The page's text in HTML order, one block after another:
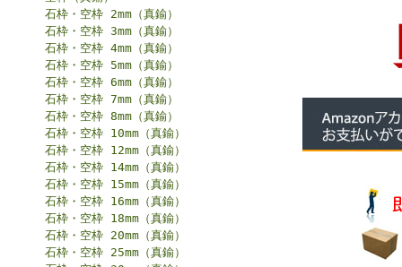
石枠・空枠 2mm（真鍮）
石枠・空枠 3mm（真鍮）
石枠・空枠 4mm（真鍮）
石枠・空枠 5mm（真鍮）
石枠・空枠 6mm（真鍮）
石枠・空枠 7mm（真鍮）
石枠・空枠 8mm（真鍮）
石枠・空枠 10mm（真鍮）
石枠・空枠 12mm（真鍮）
石枠・空枠 14mm（真鍮）
石枠・空枠 15mm（真鍮）
石枠・空枠 16mm（真鍮）
石枠・空枠 18mm（真鍮）
石枠・空枠 20mm（真鍮）
石枠・空枠 25mm（真鍮）